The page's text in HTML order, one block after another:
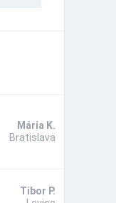
Mária K.
Bratislava
Tibor P.